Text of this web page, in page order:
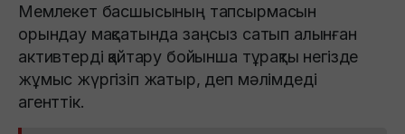
Мемлекет басшысының тапсырмасын
орындау мақсатында заңсыз сатып алынған
активтерді қайтару бойынша тұрақты негізде
жұмыс жүргізіп жатыр, деп мәлімдеді
агенттік.